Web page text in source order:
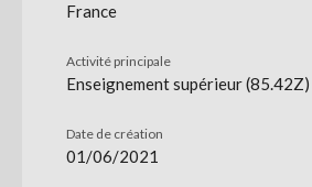
France
Activité principale
Enseignement supérieur (85.42Z)
Date de création
01/06/2021